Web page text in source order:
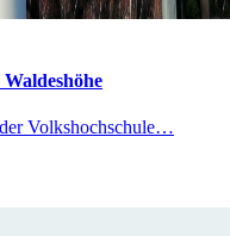
Volkshochschule…